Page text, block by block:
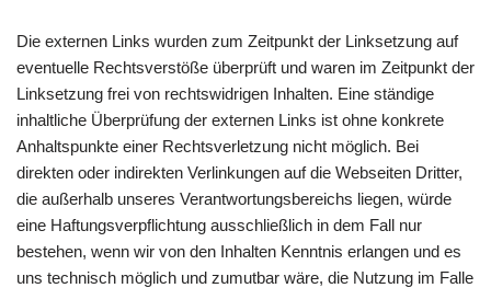
Die externen Links wurden zum Zeitpunkt der Linksetzung auf
eventuelle Rechtsverstöße überprüft und waren im Zeitpunkt der
Linksetzung frei von rechtswidrigen Inhalten. Eine ständige
inhaltliche Überprüfung der externen Links ist ohne konkrete
Anhaltspunkte einer Rechtsverletzung nicht möglich. Bei
direkten oder indirekten Verlinkungen auf die Webseiten Dritter,
die außerhalb unseres Verantwortungsbereichs liegen, würde
eine Haftungsverpflichtung ausschließlich in dem Fall nur
bestehen, wenn wir von den Inhalten Kenntnis erlangen und es
uns technisch möglich und zumutbar wäre, die Nutzung im Falle